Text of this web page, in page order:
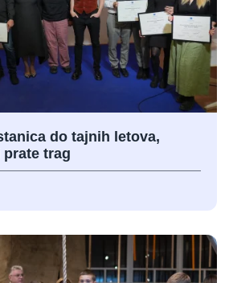
do tajnih letova,
trag